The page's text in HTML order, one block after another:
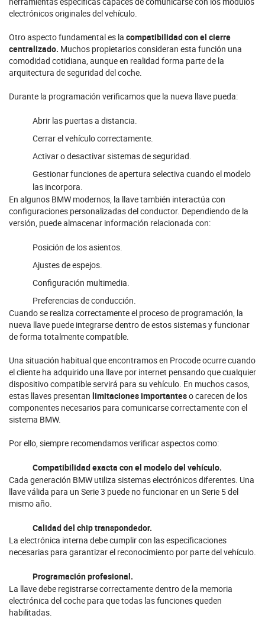
electrónicos originales del vehículo.
Otro aspecto fundamental es la compatibilidad con el cierre
centralizado. Muchos propietarios consideran esta función una
comodidad cotidiana, aunque en realidad forma parte de la
arquitectura de seguridad del coche.
Durante la programación verificamos que la nueva llave pueda:
Abrir las puertas a distancia.
Cerrar el vehículo correctamente.
Activar o desactivar sistemas de seguridad.
Gestionar funciones de apertura selectiva cuando el modelo
las incorpora.
En algunos BMW modernos, la llave también interactúa con
configuraciones personalizadas del conductor. Dependiendo de la
versión, puede almacenar información relacionada con:
Posición de los asientos.
Ajustes de espejos.
Configuración multimedia.
Preferencias de conducción.
Cuando se realiza correctamente el proceso de programación, la
nueva llave puede integrarse dentro de estos sistemas y funcionar
de forma totalmente compatible.
Una situación habitual que encontramos en Procode ocurre cuando
el cliente ha adquirido una llave por internet pensando que cualquier
dispositivo compatible servirá para su vehículo. En muchos casos,
estas llaves presentan limitaciones importanteso carecen de los
componentes necesarios para comunicarse correctamente con el
sistema BMW.
Por ello, siempre recomendamos verificar aspectos como:
Compatibilidad exacta con el modelo del vehículo.
Cada generación BMW utiliza sistemas electrónicos diferentes. Una
llave válida para un Serie 3 puede no funcionar en un Serie 5 del
mismo año.
Calidad del chip transpondedor.
La electrónica interna debe cumplir con las especificaciones
necesarias para garantizar el reconocimiento por parte del vehículo.
Programación profesional.
La llave debe registrarse correctamente dentro de la memoria
electrónica del coche para que todas las funciones queden
habilitadas.